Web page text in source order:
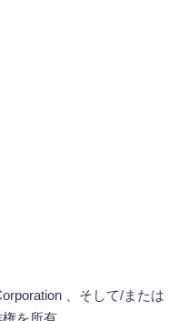
、そして/または